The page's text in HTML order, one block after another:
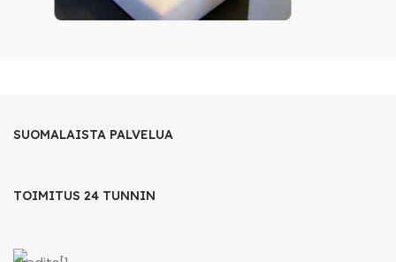
SUOMALAISTA PALVELUA
TOIMITUS 24 TUNNIN